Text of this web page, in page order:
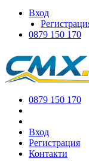
Вход
0879 150 170
0879 150 170
Вход
Регистрация
Контакти